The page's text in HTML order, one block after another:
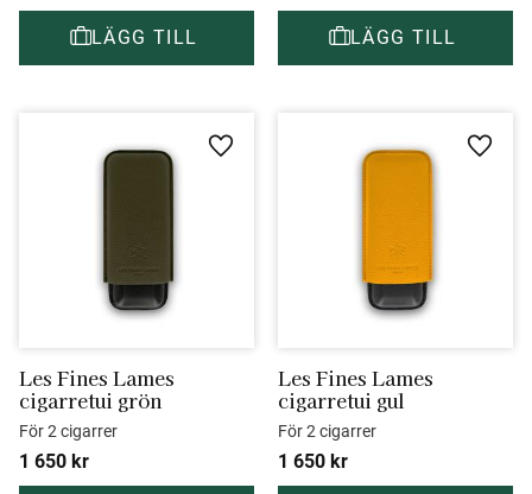
Les Fines Lames
cigarretui grön
För 2 cigarrer
1 650 kr
Lägg till i favoriter
Les Fines Lames
cigarretui gul
För 2 cigarrer
1 650 kr
Lägg